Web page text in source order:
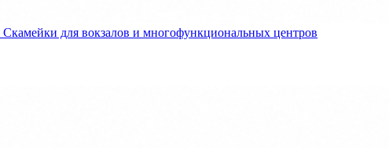
Скамейки для вокзалов и многофункциональных центров